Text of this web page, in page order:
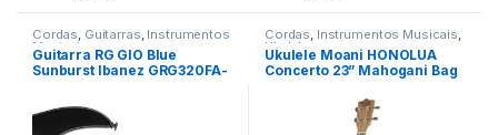
Cordas, Guitarras, Instrumentos
Musicais
Guitarra RG GIO Blue
Sunburst Ibanez GRG320FA-
Cordas, Instrumentos Musicais,
Ukuleles
Ukulele Moani HONOLUA
Concerto 23” Mahogani Bag